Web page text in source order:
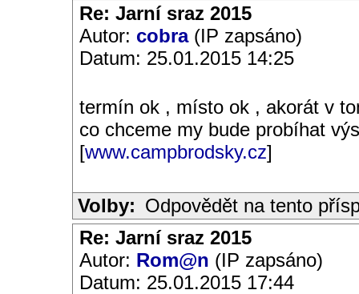
Re: Jarní sraz 2015
Autor: cobra(IP zapsáno)
Datum: 25.01.2015 14:25
termín ok , místo ok , akorát v
co chceme my bude probíhat
[www.campbrodsky.cz]
Volby: Odpovědět na tento
Re: Jarní sraz 2015
Autor: Rom@n (IP zapsáno)
Datum: 25.01.2015 17:44